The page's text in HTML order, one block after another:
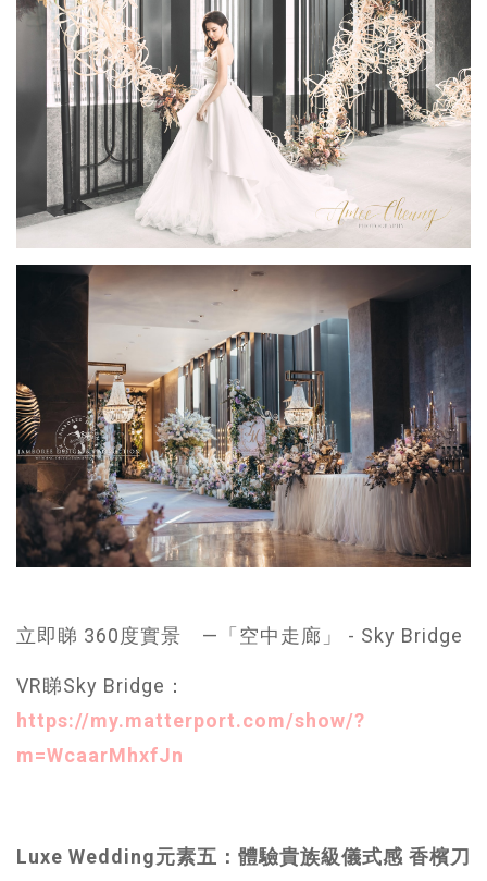
立即睇 360度實景 —「空中走廊」 - Sky Bridge
VR睇Sky Bridge：
https://my.matterport.com/show/?
m=WcaarMhxfJn
Luxe Wedding元素五：體驗貴族級儀式感 香檳刀